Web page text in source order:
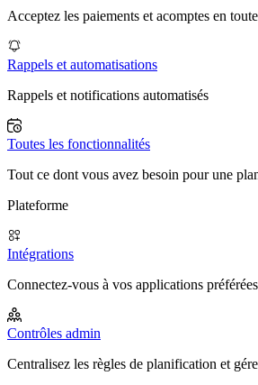
Acceptez les paiements et acomptes en
Rappels et automatisations
Rappels et notifications automatisés
Toutes les fonctionnalités
Tout ce dont vous avez besoin pour une
Plateforme
Intégrations
Connectez-vous à vos applications préférées
Contrôles admin
Centralisez les règles de planification et